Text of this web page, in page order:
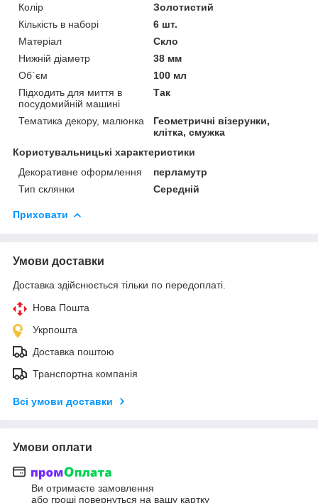
Колір
Золотистий
Кількість в наборі
6 шт.
Матеріал
Скло
Нижній діаметр
38 мм
Об`єм
100 мл
Підходить для миття в
посудомийній машині
Так
Тематика декору, малюнка
Геометричні візерунки,
клітка, смужка
Користувальницькі характеристики
Декоративне оформлення
перламутр
Тип склянки
Середній
Приховати
Умови доставки
Доставка здійснюється тільки по передоплаті.
Нова Пошта
Укрпошта
Доставка поштою
Транспортна компанія
Всі умови доставки
Умови оплати
Ви отримаєте замовлення
або гроші повернуться на вашу картку